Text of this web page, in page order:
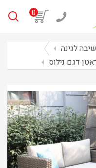
0
לגינה arrow_left
דגם נילוס arrow_left